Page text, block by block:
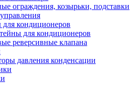
ограждения, козырьки, подставки
для кондиционеров
для кондиционеров
реверсивные клапана
давления конденсации